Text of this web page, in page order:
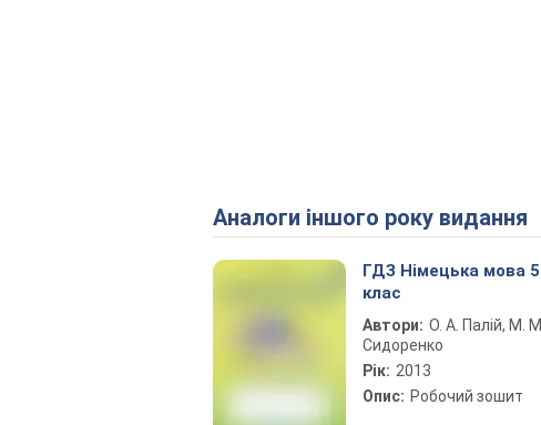
Аналоги іншого року видання
ГДЗ Німецька мова 5
клас
Автори: О. А. Палій, М. М.
Сидоренко
Рік: 2013
Опис: Робочий зошит